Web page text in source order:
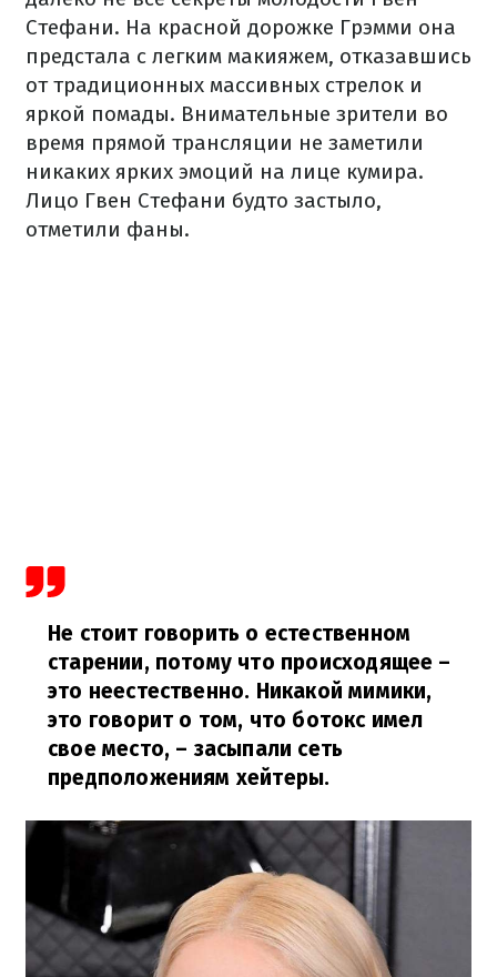
Стефани. На красной дорожке Грэмми она
предстала с легким макияжем, отказавшись
от традиционных массивных стрелок и
яркой помады. Внимательные зрители во
время прямой трансляции не заметили
никаких ярких эмоций на лице кумира.
Лицо Гвен Стефани будто застыло,
отметили фаны.
Не стоит говорить о естественном
старении, потому что происходящее –
это неестественно. Никакой мимики,
это говорит о том, что ботокс имел
свое место, – засыпали сеть
предположениям хейтеры.